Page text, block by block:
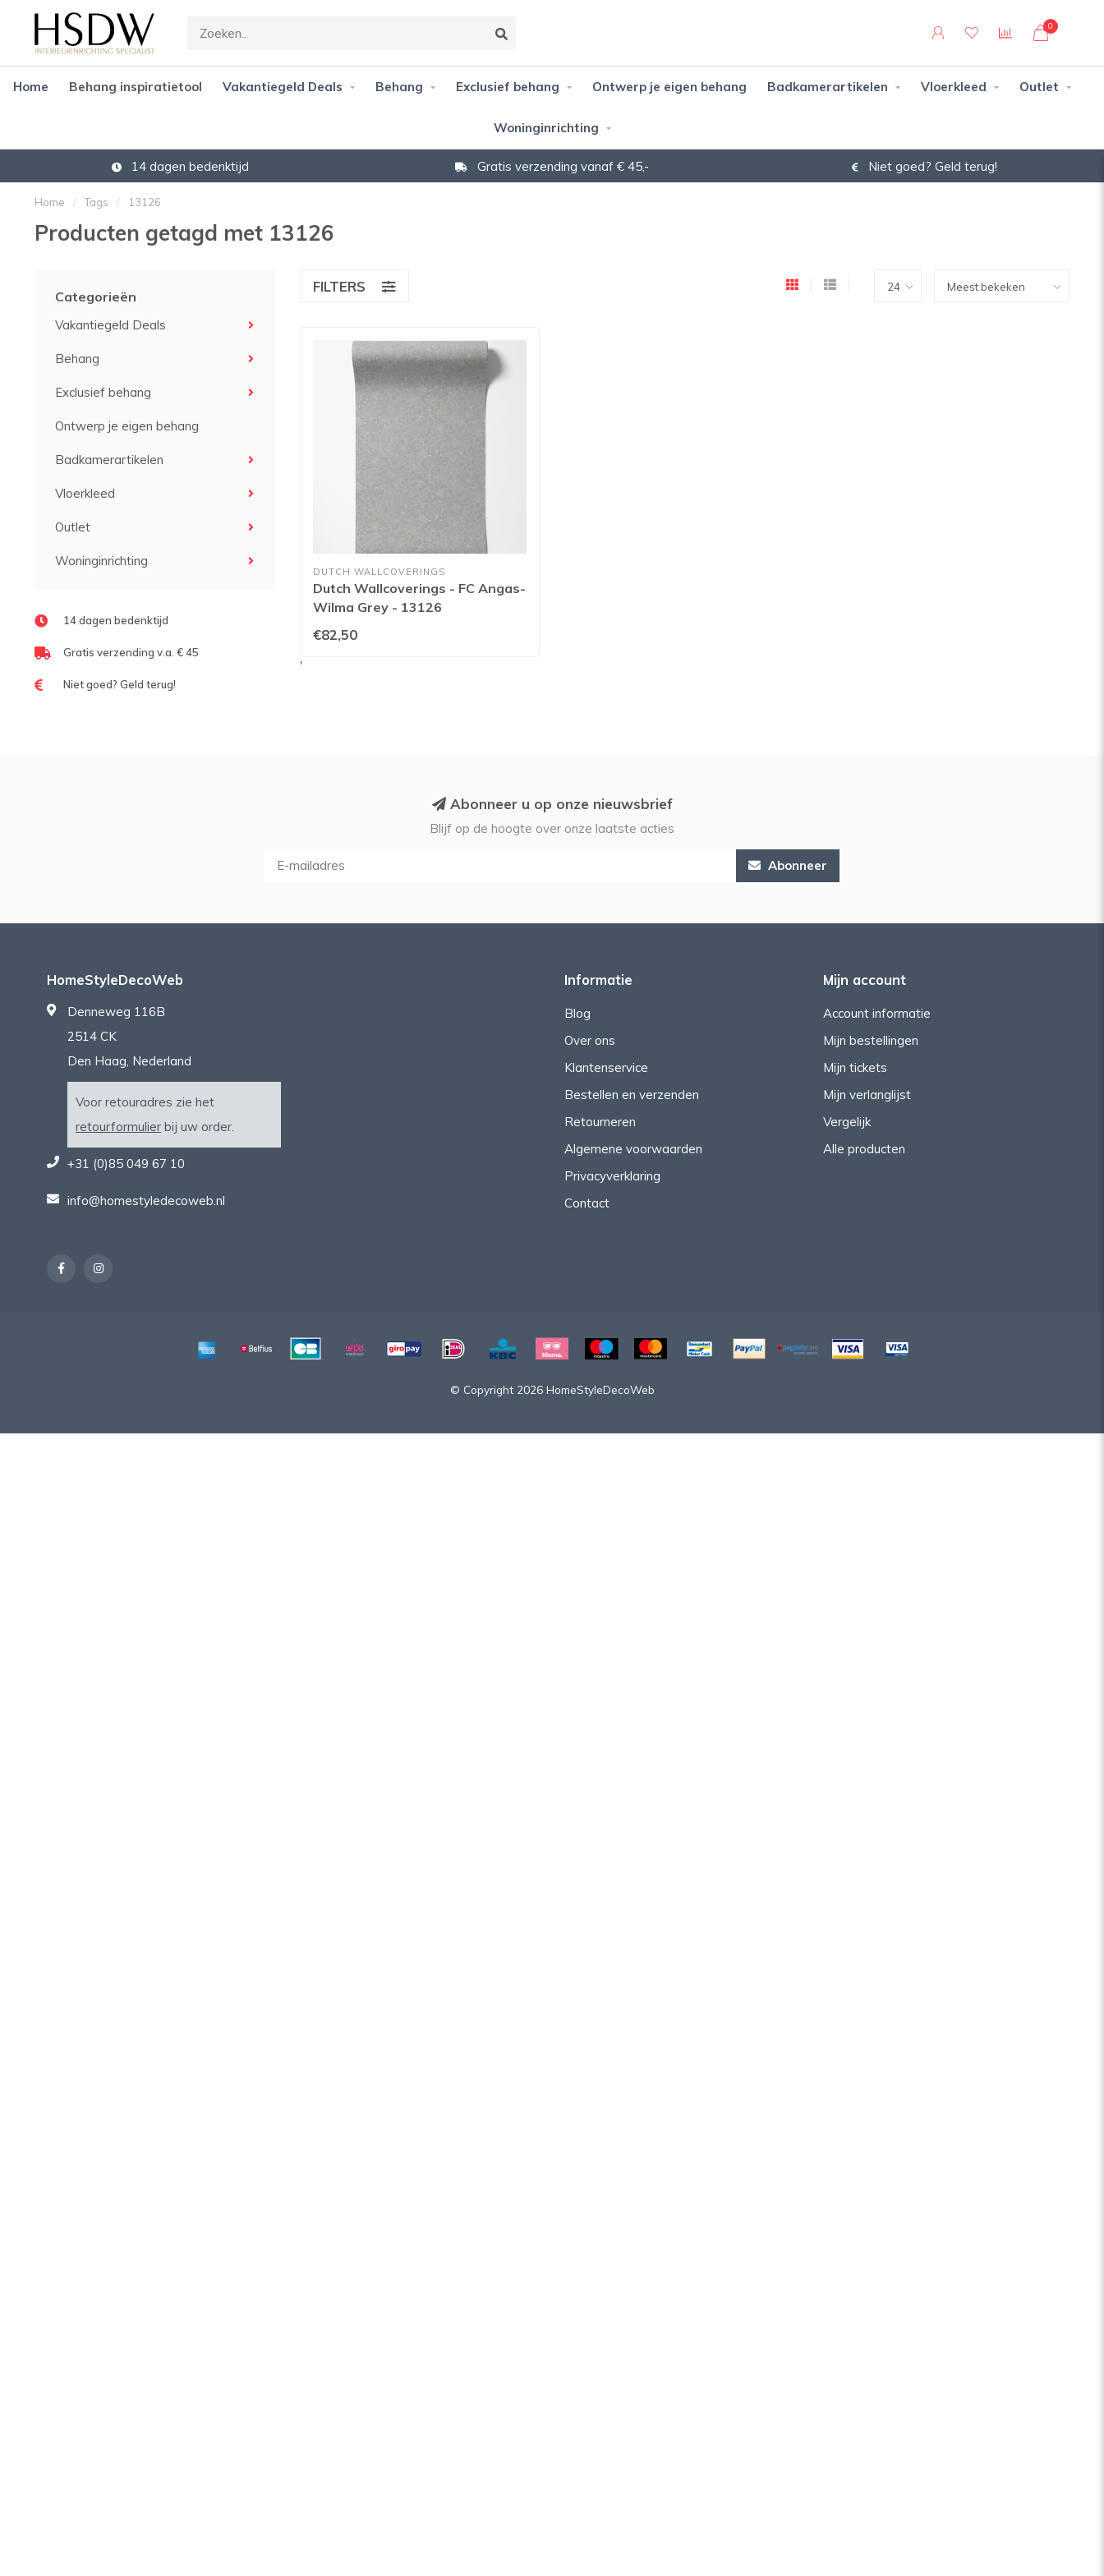
0
Home Behang inspiratietool Vakantiegeld Deals Behang Exclusief behang Ontwerp je eigen behang Badkamerartikelen Vloerkleed Outlet
Woninginrichting
14 dagen bedenktijd Gratis verzending vanaf € 45,- Niet goed? Geld terug!
Home / Tags / 13126
Producten getagd met 13126
Categorieën
Vakantiegeld Deals
Behang
Exclusief behang
Ontwerp je eigen behang
Badkamerartikelen
Vloerkleed
Outlet
Woninginrichting
14 dagen bedenktijd
Gratis verzending v.a. € 45
Niet goed? Geld terug!
FILTERS
DUTCH WALLCOVERINGS
Dutch Wallcoverings - FC Angas-
Wilma Grey - 13126
€82,50
'
Abonneer u op onze nieuwsbrief
Blijf op de hoogte over onze laatste acties
Abonneer
HomeStyleDecoWeb
Denneweg 116B
2514 CK
Den Haag, Nederland
Voor retouradres zie het
retourformulier bij uw order.
+31 (0)85 049 67 10
info@homestyledecoweb.nl
Informatie
Blog
Over ons
Klantenservice
Bestellen en verzenden
Retourneren
Algemene voorwaarden
Privacyverklaring
Contact
Mijn account
Account informatie
Mijn bestellingen
Mijn tickets
Mijn verlanglijst
Vergelijk
Alle producten
© Copyright 2026 HomeStyleDecoWeb